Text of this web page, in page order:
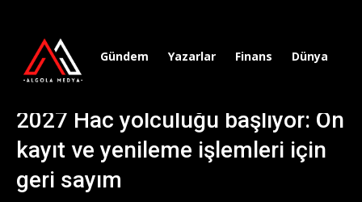
Gündem Yazarlar Finans Dünya
2027 Hac yolculuğu başlıyor: Ön
kayıt ve yenileme işlemleri için
geri sayım